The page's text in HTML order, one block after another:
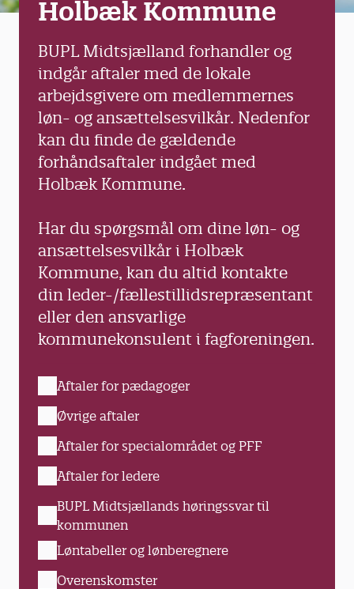
Holbæk Kommune
BUPL Midtsjælland forhandler og
indgår aftaler med de lokale
arbejdsgivere om medlemmernes
løn- og ansættelsesvilkår. Nedenfor
kan du finde de gældende
forhåndsaftaler indgået med
Holbæk Kommune.
Har du spørgsmål om dine løn- og
ansættelsesvilkår i Holbæk
Kommune, kan du altid kontakte
din leder-/fællestillidsrepræsentant
eller den ansvarlige
kommunekonsulent i fagforeningen.
Aftaler for pædagoger
Øvrige aftaler
Aftaler for specialområdet og PFF
Aftaler for ledere
BUPL Midtsjællands høringssvar til
kommunen
Løntabeller og lønberegnere
Overenskomster